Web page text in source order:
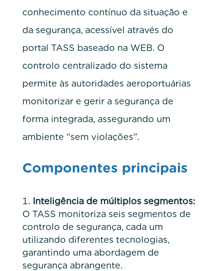
conhecimento contínuo da situação e
da segurança, acessível através do
portal TASS baseado na WEB. O
controlo centralizado do sistema
permite às autoridades aeroportuárias
monitorizar e gerir a segurança de
forma integrada, assegurando um
ambiente “sem violações”.
Componentes principais
Inteligência de múltiplos segmentos:
O TASS monitoriza seis segmentos de
controlo de segurança, cada um
utilizando diferentes tecnologias,
garantindo uma abordagem de
segurança abrangente.